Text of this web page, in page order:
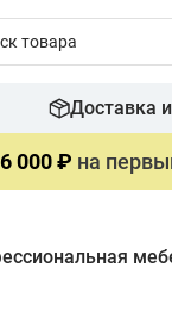
Доставка
000 ₽ на